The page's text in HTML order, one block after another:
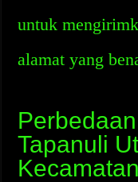
untuk
alamat yang
Tapanuli